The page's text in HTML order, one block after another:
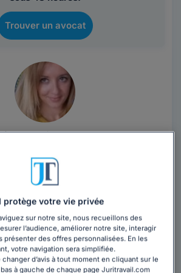
Trouver un avocat
Lucie BOYER
Lyon 6ème, 69006
Contacter cet avocat
protège votre vie privée
sur notre site, nous recueillons des
l’audience, améliorer notre site, interagir
présenter des offres personnalisées. En les
votre navigation sera simplifiée.
d’avis à tout moment en cliquant sur le
à gauche de chaque page Juritravail.com